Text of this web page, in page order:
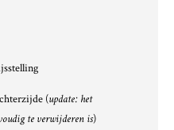
(update: het
te verwijderen is)